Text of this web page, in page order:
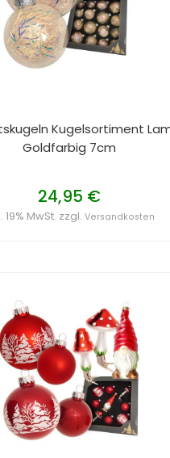
Kugelsortiment
Goldfarbig 7cm
24,95 €
19% MwSt. zzgl. Versandkosten